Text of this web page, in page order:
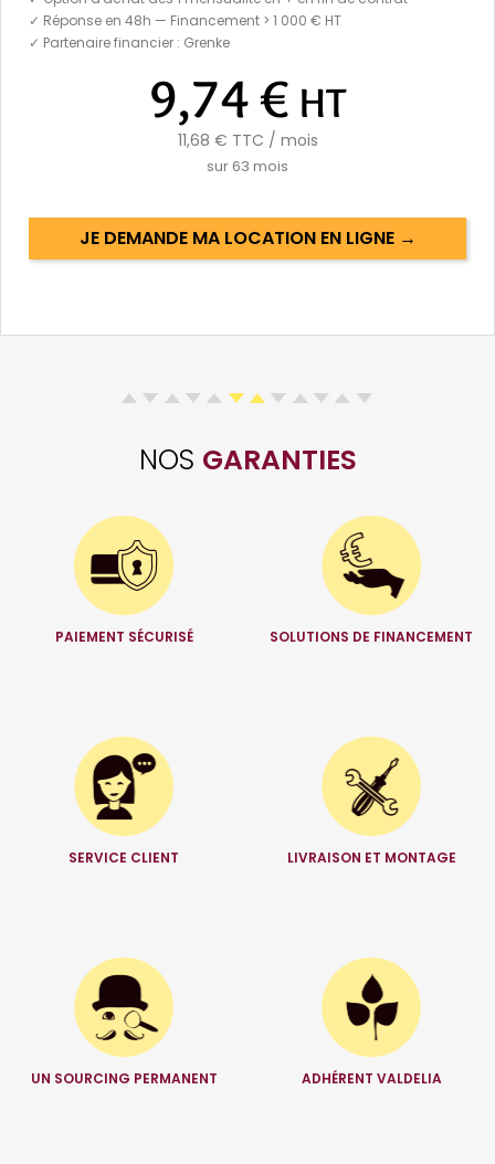
✓ Réponse en 48h — Financement > 1 000 € HT
✓ Partenaire financier : Grenke
9,74 € HT
11,68 € TTC / mois
sur 63 mois
JE DEMANDE MA LOCATION EN LIGNE →
NOS GARANTIES
PAIEMENT SÉCURISÉ SOLUTIONS DE FINANCEMENT
SERVICE CLIENT LIVRAISON ET MONTAGE
UN SOURCING PERMANENT ADHÉRENT VALDELIA